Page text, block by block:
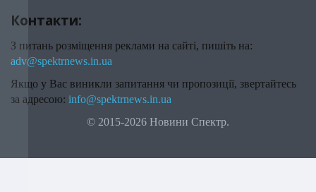
Контакти:
З питань розміщення реклами на сайті, пишіть на:
adv@spektrnews.in.ua
Якщо у Вас виникли запитання чи пропозиції, звертайтесь
за адресою: info@spektrnews.in.ua
© 2015-2026 Новини Спектр.